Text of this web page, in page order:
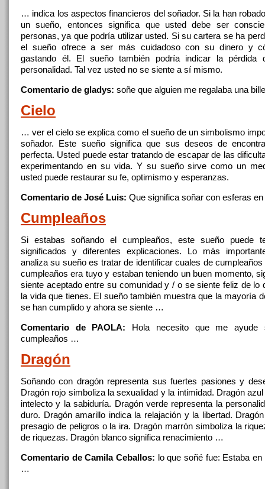
… indica los aspectos financieros del soñador. Si la han
un sueño, entoncessignifica queusted debe ser
personas, ya quepodría utilizar usted. Si su cartera se ha
el sueño ofrece a ser más cuidadoso con su dinero y
gastando él. El sueño también podría indicar la pérdida
personalidad. Tal vez usted no se siente a sí mismo.
Comentario de gladys: soñe que alguien me regalaba una
Cielo
… ver el cielo se explica como el sueño de un simbolismo
soñador. Este sueño significa que sus deseos de
perfecta. Usted puede estar tratando de escapar de las
experimentando en su vida. Ysu sueño sirve como un
usted puede restaurar su fe, optimismo y esperanzas.
Comentario de José Luis: Que significa soñar con esferas
Cumpleaños
Si estabas soñando el cumpleaños, este sueño puede
significados y diferentes explicaciones. Lo más
analiza su sueño es tratar de identificar cuales de cumpleaños
cumpleaños era tuyoy estaban teniendo un buen momento,
siente aceptado entre su comunidady / o se siente feliz de lo
la vidaque tienes. El sueño también muestraque la mayoría
se han cumplido y ahora se siente …
Comentario de PAOLA: Hola necesito queme ayude
cumpleaños …
Dragón
Soñando con dragón representa sus fuertes pasionesy
Dragón rojo simboliza la sexualidad yla intimidad. Dragón
intelectoy la sabiduría. Dragón verde representa la
duro. Dragón amarillo indica la relajación yla libertad.
presagio de peligros o la ira. Dragón marrón simboliza la
de riquezas. Dragón blanco significa renacimiento …
Comentario de Camila Ceballos: loque soñé fue: Estaba en
…